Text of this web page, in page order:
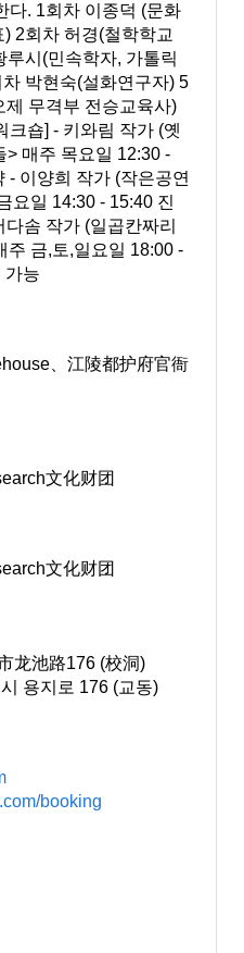
다. 1회차 이종덕 (문화
2회차 허경(철학학교
시(민속학자, 가톨릭
박현숙(설화연구자) 5
무격부 전승교육사)
크숍] - 키와림 작가 (옛
> 매주 목요일 12:30 -
- 이양희 작가 (작은공연
요일 14:30 - 15:40 진
솜 작가 (일곱칸짜리
주 금,토,일요일 18:00 -
가능
、江陵都护府官衙
文化财团
文化财团
龙池路176 (校洞)
용지로 176 (교동)
booking